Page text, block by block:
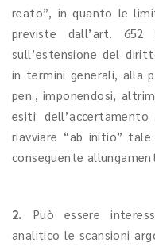
reato”, in quanto le
previste dall’art. 652
sull’estensione del
in termini generali, alla
pen., imponendosi,
esiti
riavviare “ab initio”
conseguente
2. Può essere
analitico le scansioni